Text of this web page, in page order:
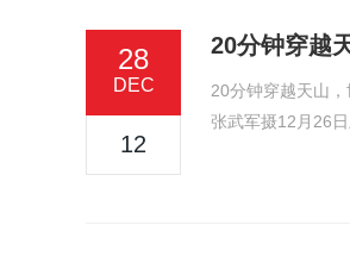
28
DEC
12
20分钟穿越
20分钟穿越天山
张武军摄12月26日